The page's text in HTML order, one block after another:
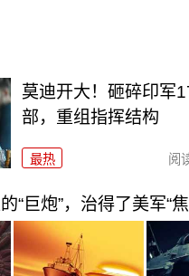
莫迪开大！砸碎印军
部，重组指挥结构
最热 阅
“巨炮”，治得了美军“焦